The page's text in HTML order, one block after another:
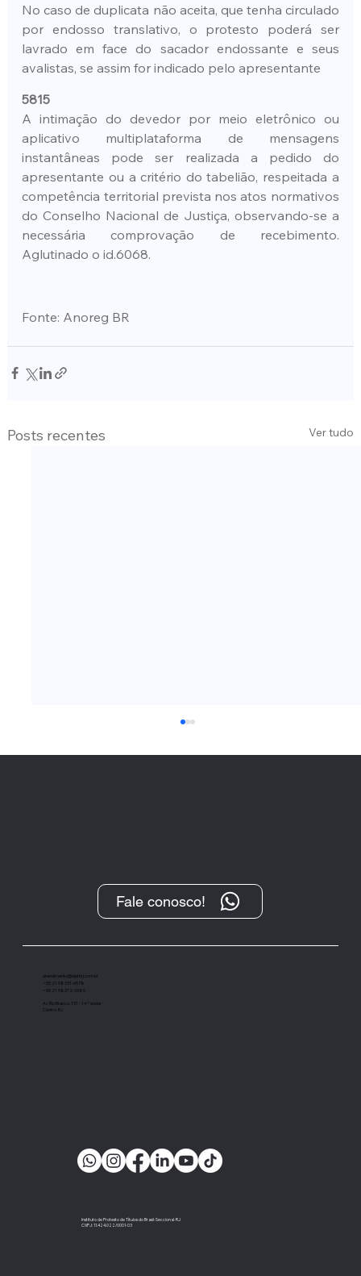
No caso de duplicata não aceita, que tenha circulado
por endosso translativo, o protesto poderá ser
lavrado em face do sacador endossante e seus
avalistas, se assim for indicado pelo apresentante
5815
A intimação do devedor por meio eletrônico ou
aplicativo multiplataforma de mensagens
instantâneas pode ser realizada a pedido do
apresentante ou a critério do tabelião, respeitada a
competência territorial prevista nos atos normativos
do Conselho Nacional de Justiça, observando-se a
necessária comprovação de recebimento.
Aglutinado o id.6068.
Fonte: Anoreg BR
Posts recentes Ver tudo
“O Protesto, após sua transformação
importante instrumento de cobrança”
Instituto de Protesto de Títulos do Brasil-Seccional-RJ
CNPJ: 11.424.022/0001-03
Fale conosco!
atendimento@ieptbrj.com.br
+55 21 98331-6578
+55 21 98372-3385
Av Rio Branco, 131 - 14º andar
Centro, RJ